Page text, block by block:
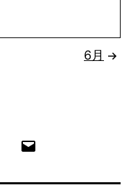
6月
Instagram